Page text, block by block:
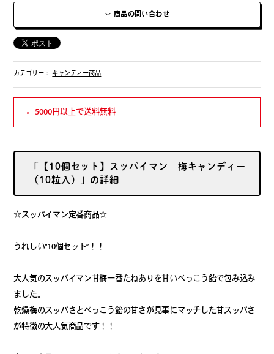
商品の問い合わせ
カテゴリー：キャンディー商品
5000円以上で送料無料
「【10個セット】スッパイマン 梅キャンディー
（10粒入）」の詳細
☆スッパイマン定番商品☆
うれしい“10個セット”！！
大人気のスッパイマン甘梅一番たねありを甘いべっこう飴で包み込み
ました。
乾燥梅のスッパさとべっこう飴の甘さが見事にマッチした甘スッパさ
が特徴の大人気商品です！！